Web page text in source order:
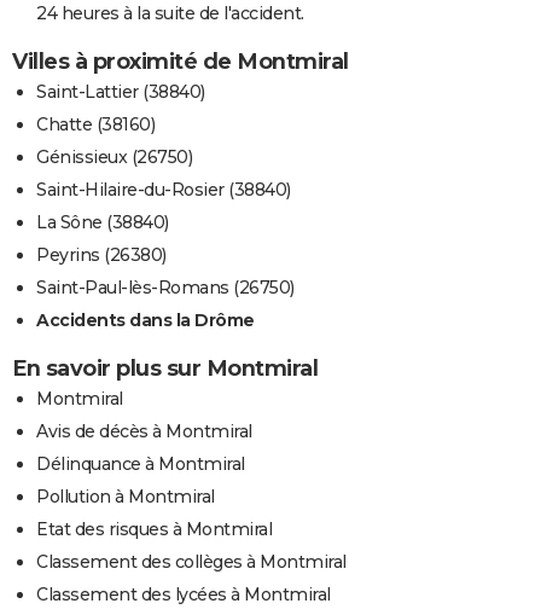
24 heures à la suite de l'accident.
Villes à proximité de Montmiral
Saint-Lattier (38840)
Chatte (38160)
Génissieux (26750)
Saint-Hilaire-du-Rosier (38840)
La Sône (38840)
Peyrins (26380)
Saint-Paul-lès-Romans (26750)
Accidents dans la Drôme
En savoir plus sur Montmiral
Montmiral
Avis de décès à Montmiral
Délinquance à Montmiral
Pollution à Montmiral
Etat des risques à Montmiral
Classement des collèges à Montmiral
Classement des lycées à Montmiral